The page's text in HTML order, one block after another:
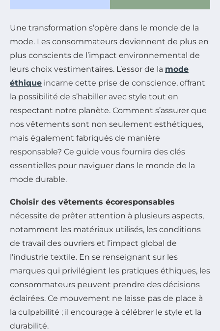
Une transformation s’opère dans le monde de la
mode. Les consommateurs deviennent de plus en
plus conscients de l’impact environnemental de
leurs choix vestimentaires. L’essor de la mode
éthique incarne cette prise de conscience, offrant
la possibilité de s’habiller avec style tout en
respectant notre planète. Comment s’assurer que
nos vêtements sont non seulement esthétiques,
mais également fabriqués de manière
responsable? Ce guide vous fournira des clés
essentielles pour naviguer dans le monde de la
mode durable.
Choisir des vêtements écoresponsables
nécessite de prêter attention à plusieurs aspects,
notamment les matériaux utilisés, les conditions
de travail des ouvriers et l’impact global de
l’industrie textile. En se renseignant sur les
marques qui privilégient les pratiques éthiques, les
consommateurs peuvent prendre des décisions
éclairées. Ce mouvement ne laisse pas de place à
la culpabilité ; il encourage à célébrer le style et la
durabilité.